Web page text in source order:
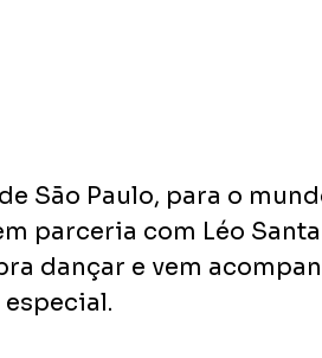
São Paulo, para o
parceria com Léo
dançar e vem